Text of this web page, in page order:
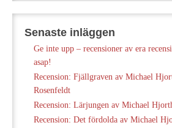
Senaste inläggen
Ge inte upp – recensioner av era
asap!
Recension: Fjällgraven av Michael
Rosenfeldt
Recension: Lärjungen av Michael
Recension: Det fördolda av Michael